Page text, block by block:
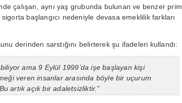
çalışan, aynı yaş grubunda bulunan ve benzer prim
başlangıcı nedeniyle devasa emeklilik farkları
derinden sarstığını belirterek şu ifadeleri kullandı:
ama 9 Eylül 1999’da işe başlayan kişi
veren insanlar arasında böyle bir uçurum
artık açık bir adaletsizliktir.”